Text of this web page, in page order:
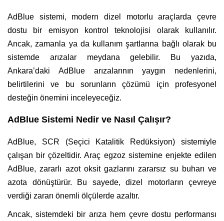
AdBlue sistemi, modern dizel motorlu araçlarda çevre
dostu bir emisyon kontrol teknolojisi olarak kullanılır.
Ancak, zamanla ya da kullanım şartlarına bağlı olarak bu
sistemde arızalar meydana gelebilir. Bu yazıda,
Ankara’daki AdBlue arızalarının yaygın nedenlerini,
belirtilerini ve bu sorunların çözümü için profesyonel
desteğin önemini inceleyeceğiz.
AdBlue Sistemi Nedir ve Nasıl Çalışır?
AdBlue, SCR (Seçici Katalitik Redüksiyon) sistemiyle
çalışan bir çözeltidir. Araç egzoz sistemine enjekte edilen
AdBlue, zararlı azot oksit gazlarını zararsız su buharı ve
azota dönüştürür. Bu sayede, dizel motorların çevreye
verdiği zararı önemli ölçülerde azaltır.
Ancak, sistemdeki bir arıza hem çevre dostu performansı